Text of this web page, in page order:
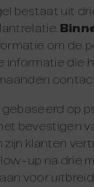
bestaat uit
om de
informatie die
gebaseerd op
bevestigen
zijn klanten
up na drie
voor